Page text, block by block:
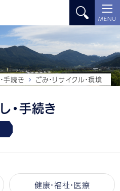
MENU
・手続き
手続き ごみ・リサイクル・環境
健康・福祉・医療